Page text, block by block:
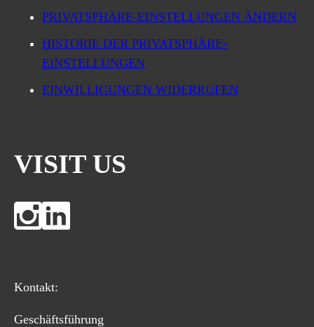
PRIVATSPHÄRE-EINSTELLUNGEN ÄNDERN
HISTORIE DER PRIVATSPHÄRE-
EINSTELLUNGEN
EINWILLIGUNGEN WIDERRUFEN
VISIT US
Kontakt:
Geschäftsführung